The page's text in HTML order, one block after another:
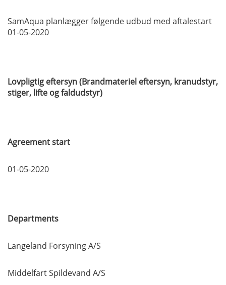
SamAqua planlægger følgende udbud med aftalestart
01-05-2020
Lovpligtig eftersyn (Brandmateriel eftersyn, kranudstyr,
stiger, lifte og faldudstyr)
Agreement start
01-05-2020
Departments
Langeland Forsyning A/S
Middelfart Spildevand A/S